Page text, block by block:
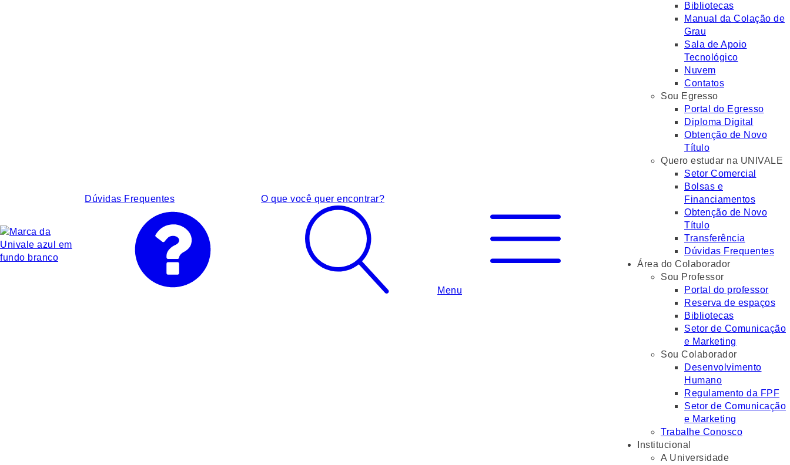
Dúvidas Frequentes O que você quer encontrar?
Menu
Bibliotecas
Manual da Colação de
Grau
Sala de Apoio
Tecnológico
Nuvem
Contatos
Sou Egresso
Portal do Egresso
Diploma Digital
Obtenção de Novo
Título
Quero estudar na UNIVALE
Setor Comercial
Bolsas e
Financiamentos
Obtenção de Novo
Título
Transferência
Dúvidas Frequentes
Área do Colaborador
Sou Professor
Portal do professor
Reserva de espaços
Bibliotecas
Setor de Comunicação
e Marketing
Sou Colaborador
Desenvolvimento
Humano
Regulamento da FPF
Setor de Comunicação
e Marketing
Trabalhe Conosco
Institucional
A Universidade